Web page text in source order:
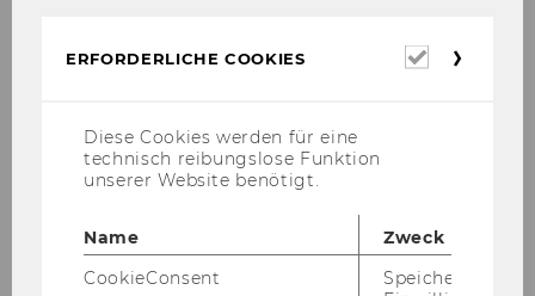
the rai­sed ob­jec­tion, which in­clu­des con­side­
wit­nes­ses.
e) After che­cking the rai­sed ob­jec­tion, the in­
ves­ti­ga­ti­on re­sults have to be con­clu­ded.
f) At this point, if the in­ves­ti­ga­ti­on is com­ple­ted,
the Mu­ni­ci­pal Autho­ri­ty may eit­her im­po­se a
ERFORDERLICHE COOKIES
Diese Cookies werden für eine
technisch reibungslose Funktion
unserer Website benötigt.
Name
Zweck
CookieConsent
Speichert Ihre